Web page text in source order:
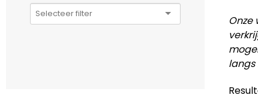
langs